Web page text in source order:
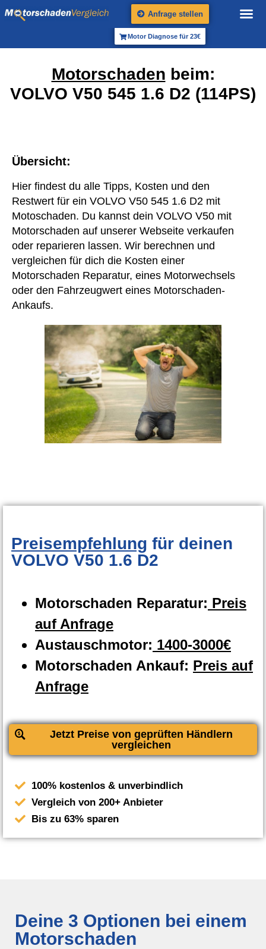
Anfrage stellen
Motor Diagnose für 23€
Motorschaden beim:
VOLVO V50 545 1.6 D2 (114PS)
Übersicht:
Hier findest du alle Tipps, Kosten und den
Restwert für ein VOLVO V50 545 1.6 D2 mit
Motoschaden. Du kannst dein VOLVO V50 mit
Motorschaden auf unserer Webseite verkaufen
oder reparieren lassen. Wir berechnen und
vergleichen für dich die Kosten einer
Motorschaden Reparatur, eines Motorwechsels
oder den Fahrzeugwert eines Motorschaden-
Ankaufs.
Preisempfehlung für deinen
VOLVO V50 1.6 D2
Motorschaden Reparatur: Preis
auf Anfrage
Austauschmotor: 1400-3000€
Motorschaden Ankauf: Preis auf
Anfrage
Jetzt Preise von geprüften Händlern
vergleichen
100% kostenlos & unverbindlich
Vergleich von 200+ Anbieter
Bis zu 63% sparen
Deine 3 Optionen bei einem
Motorschaden